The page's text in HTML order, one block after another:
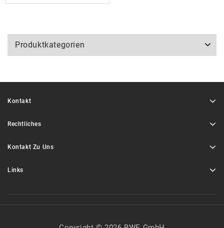
Produktkategorien
Kontakt
Rechtliches
Kontakt Zu Uns
Links